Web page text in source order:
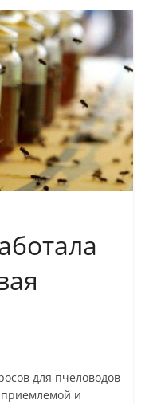
для пчеловодов
приемлемой и